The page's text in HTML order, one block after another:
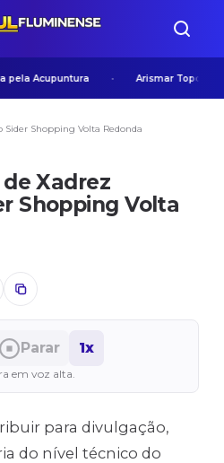
Acupuntura Arismar
Sider Shopping Volta Redonda
Xadrez
Shopping Volta
Parar 1x
em voz alta.
para divulgação,
do nível técnico do